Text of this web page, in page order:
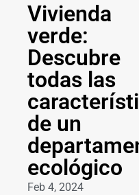
Vivienda
verde:
Descubre
todas las
de un
ecológico
Feb 4, 2024